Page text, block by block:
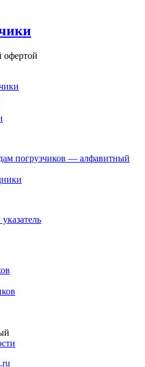
офертой
погрузчиков — алфавитный